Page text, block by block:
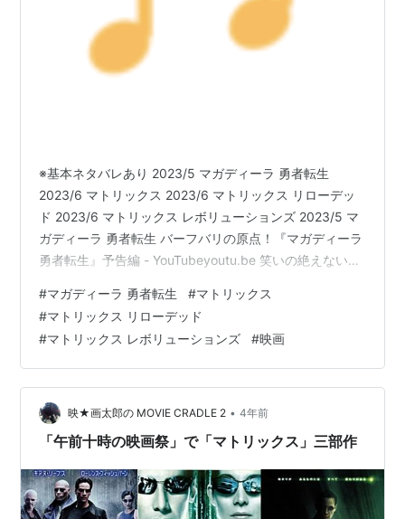
※基本ネタバレあり 2023/5 マガディーラ 勇者転生
2023/6 マトリックス 2023/6 マトリックス リローデッ
ド 2023/6 マトリックス レボリューションズ 2023/5 マ
ガディーラ 勇者転生 バーフバリの原点！『マガディーラ
勇者転生』予告編 - YouTubeyoutu.be 笑いの絶えない２
く転生した姫をめぐって大暴れするアクションラブコ
メ。何も考えずに観れる映画は良い。 相当予算かかって
る大作のはずなのに、戦闘シーンとか中世の建造物の合
成感がすごいのも面白いし（ディスってない）、インド
ゥにセクハラしたら輩をハルシャ…
#マガディーラ 勇者転生 #マトリックス
#マトリックス リローデッド
#マトリックス レボリューションズ #映画
映★画太郎の MOVIE CRADLE 2 • 4年前
「午前十時の映画祭」で「マトリックス」三部作